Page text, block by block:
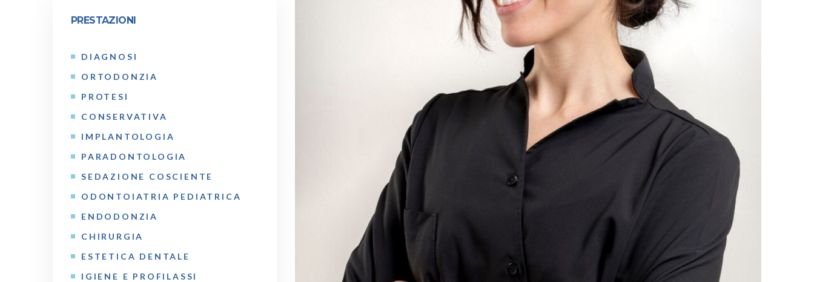
PRESTAZIONI
DIAGNOSI
ORTODONZIA
PROTESI
CONSERVATIVA
IMPLANTOLOGIA
PARADONTOLOGIA
SEDAZIONE COSCIENTE
ODONTOIATRIA PEDIATRICA
ENDODONZIA
CHIRURGIA
ESTETICA DENTALE
IGIENE E PROFILASSI